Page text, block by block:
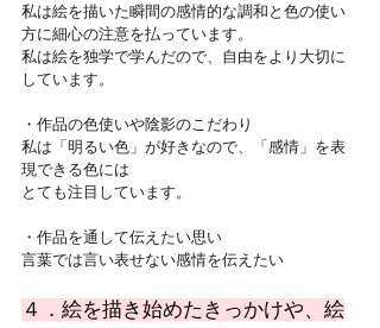
私は絵を描いた瞬間の感情的な調和と色の使い
方に細心の注意を払っています。
私は絵を独学で学んだので、自由をより大切に
しています。
・作品の色使いや陰影のこだわり
私は「明るい色」が好きなので、「感情」を表
現できる色には
とても注目しています。
・作品を通して伝えたい思い
言葉では言い表せない感情を伝えたい
４．絵を描き始めたきっかけや、絵